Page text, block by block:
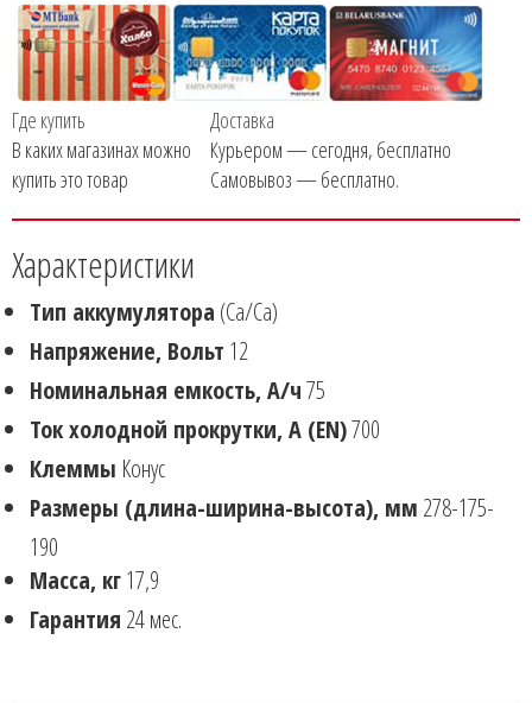
Где купить
В каких магазинах можно
купить это товар
Доставка
Курьером — сегодня, бесплатно
Самовывоз — бесплатно.
Характеристики
Тип аккумулятора (Ca/Ca)
Напряжение, Вольт 12
Номинальная емкость, А/ч75
Ток холодной прокрутки, А (EN)700
Клеммы Конус
Размеры (длина-ширина-высота), мм 278-175-
190
Масса, кг17,9
Гарантия 24 мес.